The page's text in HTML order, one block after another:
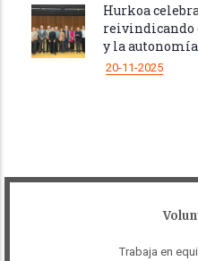
Hurkoa
reivindicando
y la
20-11-2025
Trabaja en